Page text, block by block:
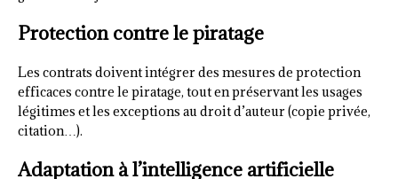
Protection contre le piratage
Les contrats doivent intégrer des mesures de protection
efficaces contre le piratage, tout en préservant les usages
légitimes et les exceptions au droit d’auteur (copie privée,
citation…).
Adaptation à l’intelligence artificielle